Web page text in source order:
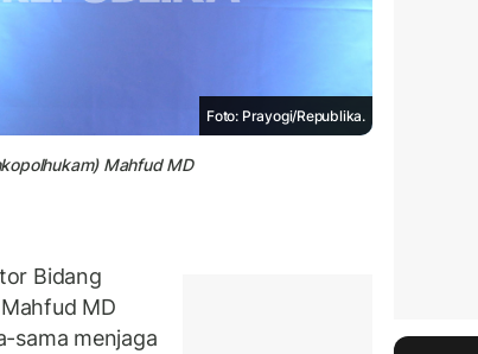
Foto: Prayogi/Republika.
Mahfud MD
Bidang
MD
sama menjaga